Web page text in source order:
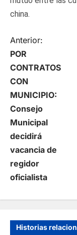
china.
N
a
v
e
g
a
c
i
ó
Anterior:
POR
CONTRATOS
CON
MUNICIPIO:
Consejo
Municipal
decidirá
vacancia de
regidor
oficialista
Historias